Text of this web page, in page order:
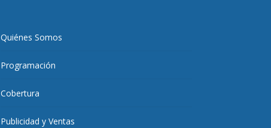
Quiénes Somos
Programación
Cobertura
Publicidad y Ventas